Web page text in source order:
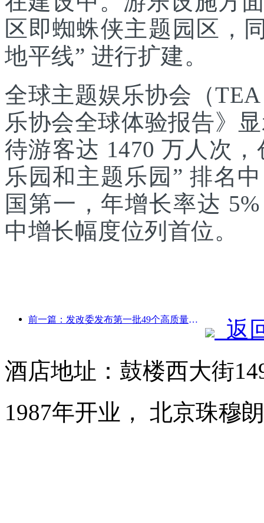
区即蜘蛛侠主题园区，
地平线” 进行扩建。
全球主题娱乐协会（
乐协会全球体验报告》
待游客达 1470 万人次
乐园和主题乐园” 排名
国第一，年增长率达
中增长幅度位列首位。
前一篇：发改委发布第一批49个高质量户外运动目的地名单
返
酒店地址：鼓楼西大街
1987年开业， 北京珠